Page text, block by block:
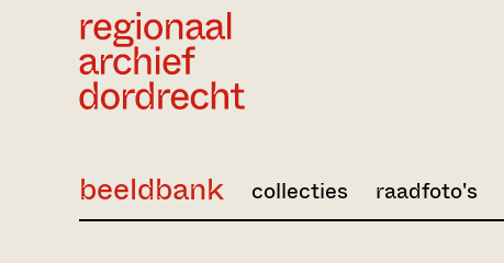
beeldbank collecties raadfoto's